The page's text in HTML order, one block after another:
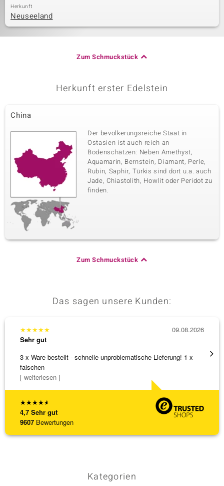
Herkunft
Neuseeland
Zum Schmuckstück
Herkunft erster Edelstein
China
Der bevölkerungsreiche Staat in
Ostasien ist auch reich an
Bodenschätzen: Neben Amethyst,
Aquamarin, Bernstein, Diamant, Perle,
Rubin, Saphir, Türkis sind dort u.a. auch
Jade, Chiastolith, Howlit oder Peridot zu
finden.
Zum Schmuckstück
Das sagen unsere Kunden:
★★★★★
4,7 Sehr gut
9607 Bewertungen
★★★★★
Sehr gut
3 x Ware bestellt - schnelle unproblematische Lieferung! 1 x
falschen
[ weiterlesen ]
09.08.2026
Kategorien